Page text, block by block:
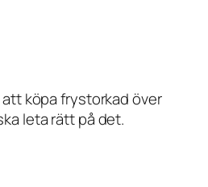
köpa frystorkad över
leta rätt på det.